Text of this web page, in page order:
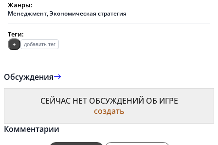
Жанры:
Менеджмент,Экономическая стратегия
Теги:
+ добавить тег
Обсуждения
СЕЙЧАС НЕТ ОБСУЖДЕНИЙ ОБ ИГРЕ
создать
Комментарии